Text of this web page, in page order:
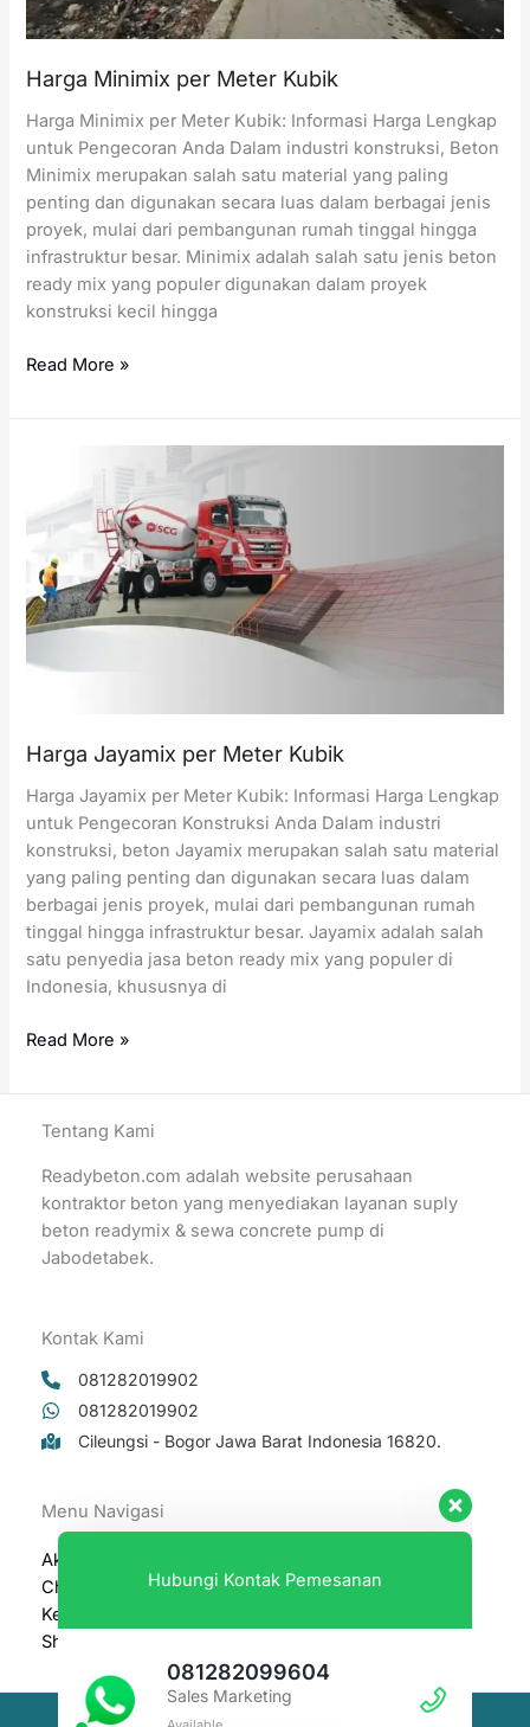
Harga Minimix per Meter Kubik
Harga Minimix per Meter Kubik: Informasi Harga Lengkap
untuk Pengecoran Anda Dalam industri konstruksi, Beton
Minimix merupakan salah satu material yang paling
penting dan digunakan secara luas dalam berbagai jenis
proyek, mulai dari pembangunan rumah tinggal hingga
infrastruktur besar. Minimix adalah salah satu jenis beton
ready mix yang populer digunakan dalam proyek
konstruksi kecil hingga
Harga
per
Read More »
Harga Jayamix per Meter Kubik
Harga Jayamix per Meter Kubik: Informasi Harga Lengkap
untuk Pengecoran Konstruksi Anda Dalam industri
konstruksi, beton Jayamix merupakan salah satu material
yang paling penting dan digunakan secara luas dalam
berbagai jenis proyek, mulai dari pembangunan rumah
tinggal hingga infrastruktur besar. Jayamix adalah salah
satu penyedia jasa beton ready mix yang populer di
Indonesia, khususnya di
Harga
per
Meter
Read More »
Tentang Kami
Readybeton.com adalah website perusahaan
kontraktor beton yang menyediakan layanan suply
beton readymix & sewa concrete pump di
Jabodetabek.
Kontak Kami
081282019902
081282019902
Cileungsi - Bogor Jawa Barat Indonesia 16820.
Menu Navigasi
Akun Saya
Checkout
Keranjang
Shop
Sales Marketing
Sales Marketing